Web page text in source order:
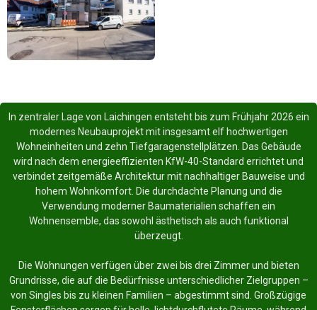
In zentraler Lage von Laichingen entsteht bis zum Frühjahr 2026 ein
modernes Neubauprojekt mit insgesamt elf hochwertigen
Wohneinheiten und zehn Tiefgaragenstellplätzen. Das Gebäude
wird nach dem energieeffizienten KfW-40-Standard errichtet und
verbindet zeitgemäße Architektur mit nachhaltiger Bauweise und
hohem Wohnkomfort. Die durchdachte Planung und die
Verwendung moderner Baumaterialien schaffen ein
Wohnensemble, das sowohl ästhetisch als auch funktional
überzeugt.
Die Wohnungen verfügen über zwei bis drei Zimmer und bieten
Grundrisse, die auf die Bedürfnisse unterschiedlicher Zielgruppen –
von Singles bis zu kleinen Familien – abgestimmt sind. Großzügige